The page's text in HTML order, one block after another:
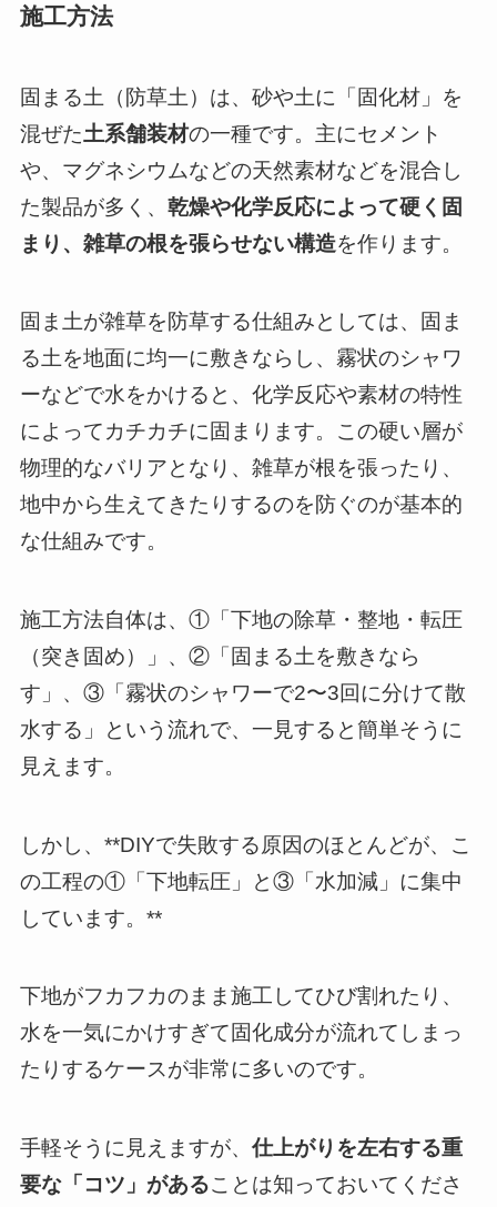
施工方法
固まる土（防草土）は、砂や土に「固化材」を
混ぜた土系舗装材の一種です。主にセメント
や、マグネシウムなどの天然素材などを混合し
た製品が多く、 乾燥や化学反応によって硬く固
まり、雑草の根を張らせない構造を作ります。
固ま土が雑草を防草する仕組みとしては、固ま
る土を地面に均一に敷きならし、霧状のシャワ
ーなどで水をかけると、化学反応や素材の特性
によってカチカチに固まります。この硬い層が
物理的なバリアとなり、雑草が根を張ったり、
地中から生えてきたりするのを防ぐのが基本的
な仕組みです。
施工方法自体は、①「下地の除草・整地・転圧
（突き固め）」、②「固まる土を敷きなら
す」、③「霧状のシャワーで2〜3回に分けて散
水する」という流れで、一見すると簡単そうに
見えます。
しかし、**DIYで失敗する原因のほとんどが、こ
の工程の①「下地転圧」と③「水加減」に集中
しています。**
下地がフカフカのまま施工してひび割れたり、
水を一気にかけすぎて固化成分が流れてしまっ
たりするケースが非常に多いのです。
手軽そうに見えますが、 仕上がりを左右する重
要な「コツ」があることは知っておいてくださ